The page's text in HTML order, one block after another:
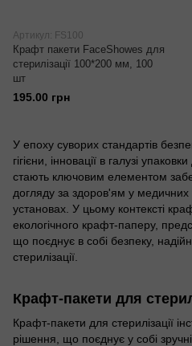
Артикул: FS100
Крафт пакети FaceShowes для
стерилізації 100*200 мм, 100
шт
195.00 грн
У епоху суворих стандартів
гігієни, інновації в галузі
стають ключовим елементом
догляду за здоров'ям у медичних
установах. У цьому контексті
екологічного крафт-паперу,
що поєднує в собі безпеку,
стерилізації.
Крафт-пакети для
Крафт-пакети для стерилізації
рішення, що поєднує у собі